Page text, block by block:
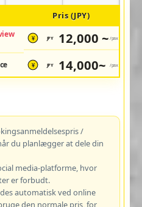
Pris (JPY)
¥ JPY 12,000 ~ /pax
¥ JPY 14,000~ /pax
/
du planlægger at dele din
media-platforme, hvor
er forbudt.
automatisk ved online
den normale pris, for